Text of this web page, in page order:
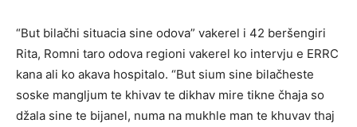
“But bilačhi situacia sine odova” vakerel i 42 beršengiri
Rita, Romni taro odova regioni vakerel ko intervju e ERRC
kana ali ko akava hospitalo. “But sium sine bilačheste
soske mangljum te khivav te dikhav mire tikne čhaja so
džala sine te bijanel, numa na mukhle man te khuvav thaj